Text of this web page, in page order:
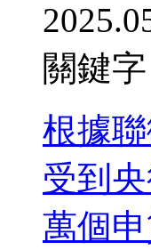
關鍵字
根據
受到
萬個